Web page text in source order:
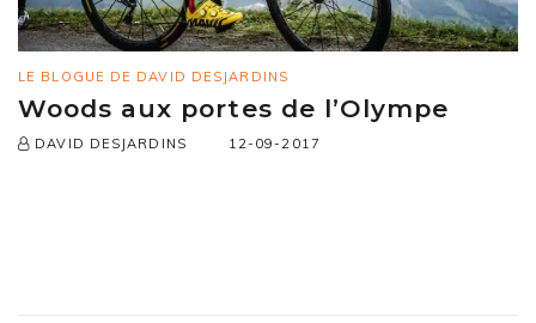
LE BLOGUE DE DAVID DESJARDINS
Woods aux portes de l’Olympe
DAVID DESJARDINS 12-09-2017